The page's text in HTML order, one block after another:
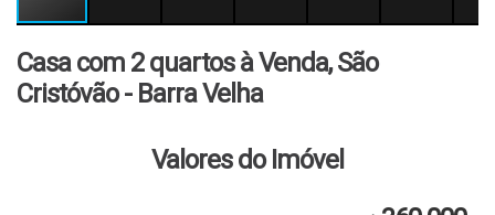
Casa com 2 quartos à Venda, São
Cristóvão - Barra Velha
Valores do Imóvel